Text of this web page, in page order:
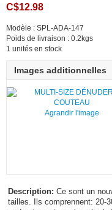
C$12.98
Modèle : SPL-ADA-147
Poids de livraison : 0.2kgs
1 unités en stock
Images additionnelles
Agrandir l'image
Description: Ce sont un
tailles. Ils comprennent: 20-